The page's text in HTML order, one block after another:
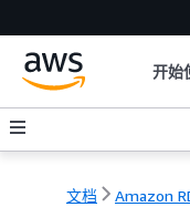
开始
文档 Amazon